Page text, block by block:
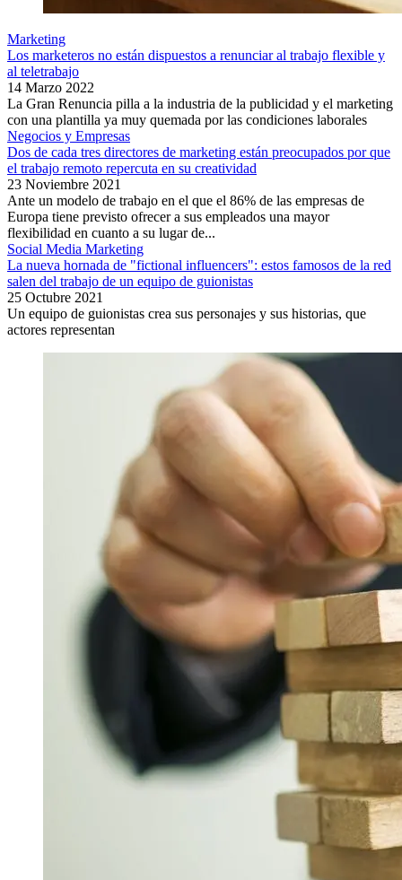
Marketing
Los marketeros no están dispuestos a renunciar al trabajo flexible y
al teletrabajo
14 Marzo 2022
La Gran Renuncia pilla a la industria de la publicidad y el marketing
con una plantilla ya muy quemada por las condiciones laborales
Negocios y Empresas
Dos de cada tres directores de marketing están preocupados por que
el trabajo remoto repercuta en su creatividad
23 Noviembre 2021
Ante un modelo de trabajo en el que el 86% de las empresas de
Europa tiene previsto ofrecer a sus empleados una mayor
flexibilidad en cuanto a su lugar de...
Social Media Marketing
La nueva hornada de "fictional influencers": estos famosos de la red
salen del trabajo de un equipo de guionistas
25 Octubre 2021
Un equipo de guionistas crea sus personajes y sus historias, que
actores representan